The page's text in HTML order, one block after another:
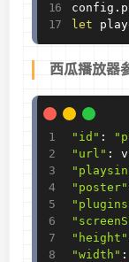
config .
let
西瓜播放器
"id" :
"url" :
"poster"
"height"
"width" :